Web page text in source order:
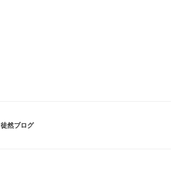
徒然ブログ